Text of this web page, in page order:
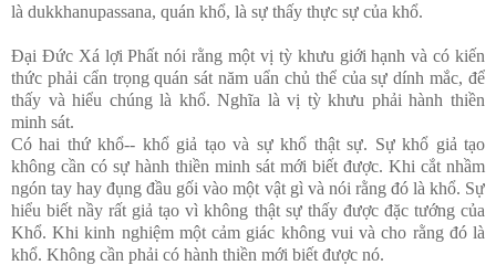
là dukkhanupassana, quán khổ, là sự thấy thực sự của khổ.
Đại Đức Xá lợi Phất nói rằng một vị tỳ khưu giới hạnh và có kiến
thức phải cẩn trọng quán sát năm uẩn chủ thể của sự dính mắc, để
thấy và hiểu chúng là khổ. Nghĩa là vị tỳ khưu phải hành thiền
minh sát.
Có hai thứ khổ-- khổ giả tạo và sự khổ thật sự. Sự khổ giả tạo
không cần có sự hành thiền minh sát mới biết được. Khi cắt nhầm
ngón tay hay đụng đầu gối vào một vật gì và nói rằng đó là khổ. Sự
hiểu biết nầy rất giả tạo vì không thật sự thấy được đặc tướng của
Khổ. Khi kinh nghiệm một cảm giác không vui và cho rằng đó là
khổ. Không cần phải có hành thiền mới biết được nó.